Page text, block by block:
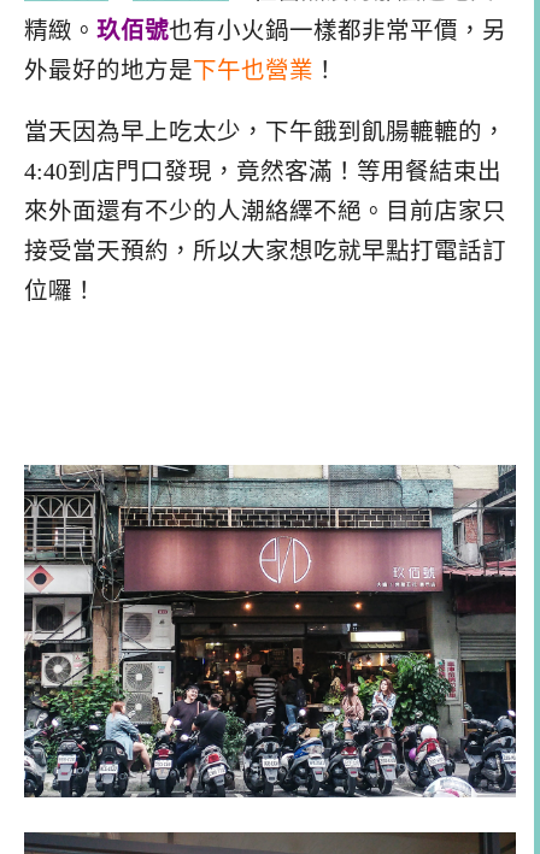
精緻。 玖佰號也有小火鍋一樣都非常平價，另
外最好的地方是下午也營業 ！
當天因為早上吃太少，下午餓到飢腸轆轆的，
4:40到店門口發現，竟然客滿！等用餐結束出
來外面還有不少的人潮絡繹不絕。目前店家只
接受當天預約，所以大家想吃就早點打電話訂
位囉！